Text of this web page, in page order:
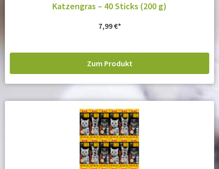
Katzengras – 40 Sticks (200 g)
7,99€
Zum Produkt